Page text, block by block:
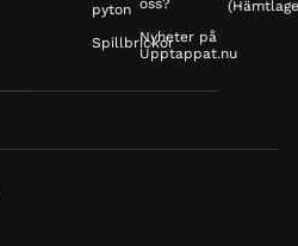
pyton
Spillbrickor
oss?
Nyheter på
Upptappat.nu